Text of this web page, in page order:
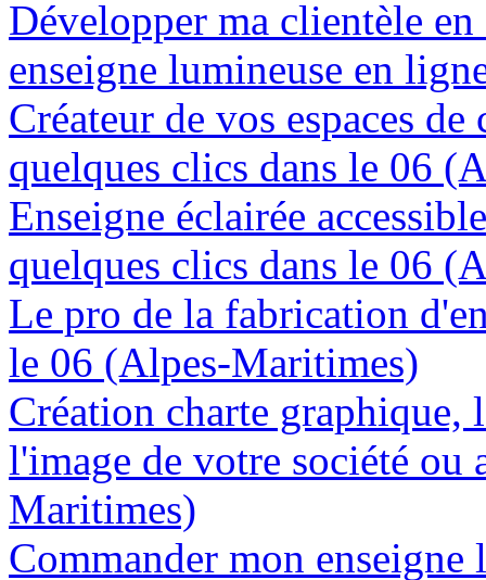
Développer ma clientèle
enseigne lumineuse en
Créateur de vos espaces
quelques clics dans le 06
Enseigne éclairée
quelques clics dans le 06
Le pro de la fabrication
le 06 (Alpes-Maritimes)
Création charte graphique,
l'image de votre société
Maritimes)
Commander mon